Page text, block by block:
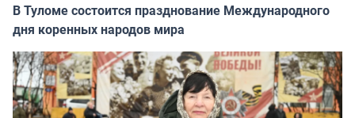
В Туломе состоится празднование Международного
дня коренных народов мира